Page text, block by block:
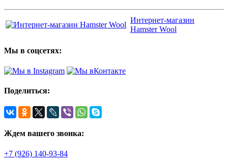
Интернет-магазин
Hamster Wool
Мы в соцсетях:
Поделиться:
Ждем вашего звонка:
+7 (926) 140-93-84